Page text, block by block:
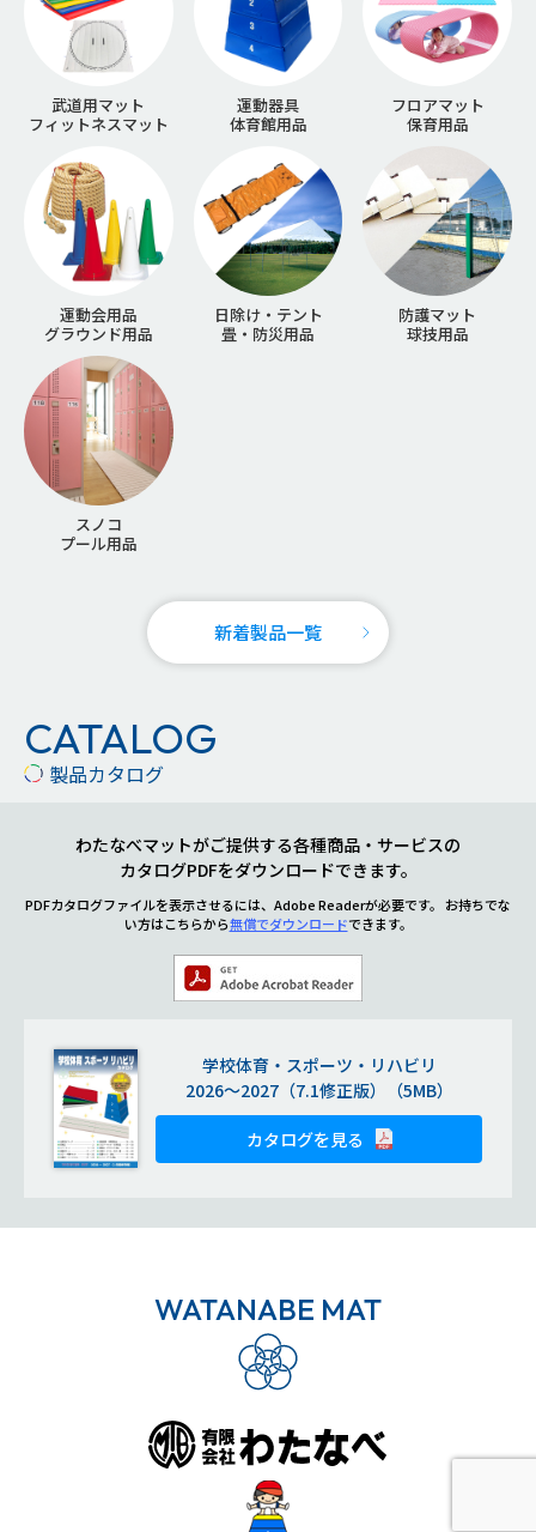
武道用マット
フィットネスマット
運動器具
体育館用品
フロアマット
保育用品
運動会用品
グラウンド用品
日除け・テント
畳・防災用品
防護マット
球技用品
スノコ
プール用品
新着製品一覧
CATALOG
製品カタログ
わたなべマットがご提供する各種商品・サービスの
カタログPDFをダウンロードできます。
PDFカタログファイルを表示させるには、Adobe Readerが必要です。 お持ちでな
い方はこちらから無償でダウンロードできます。
学校体育・スポーツ・リハビリ
2026～2027（7.1修正版）（5MB）
カタログを見る
WATANABE MAT